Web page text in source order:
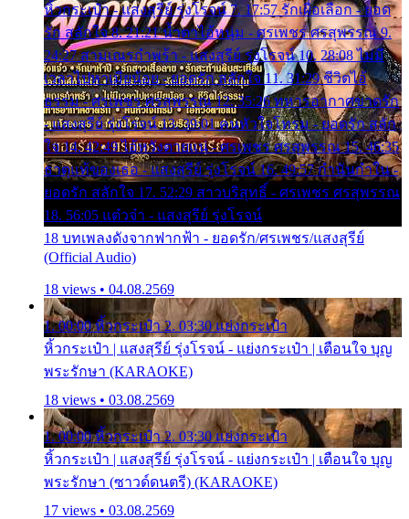
หิ้วกระเป๋า - แสงสุรีย์ รุ่งโรจน์ 7. 17:57 รักเผื่อเลือก - ยอด
รัก สลักใจ 8. 21:21 น้ำตาไอ้หนุ่ม - ศรเพชร ศรสุพรรณ 9.
24:27 สามเณรกำพร้า - แสงสุรีย์ รุ่งโรจน์ 10. 28:08 ไม่มี
เวลาไปหาเมียน้อย - ยอดรัก สลักใจ 11. 31:29 ชีวิตไอ้
ธรรม - ศรเพชร ศรสุพรรณ 12. 35:26 ทหารอากาศขาดรัก
- แสงสุรีย์ รุ่งโรจน์ 13. 39:01 คนหัวใจโทรม - ยอดรัก สลัก
ใจ 14. 42:49 ไอ้หวังตายแน่ - ศรเพชร ศรสุพรรณ 15. 46:35
ธาตุแท้ของเธอ - แสงสุรีย์ รุ่งโรจน์ 16. 49:57 กำนันกำใน -
ยอดรัก สลักใจ 17. 52:29 สาวบริสุทธิ์ - ศรเพชร ศรสุพรรณ
18. 56:05 แต๋วจ๋า - แสงสุรีย์ รุ่งโรจน์
18 บทเพลงดังจากฟากฟ้า - ยอดรัก/ศรเพชร/แสงสุรีย์
(Official Audio)
18 views • 04.08.2569
1. 00:00 หิ้วกระเป๋า 2. 03:30 แย่งกระเป๋า
หิ้วกระเป๋า | แสงสุรีย์ รุ่งโรจน์ - แย่งกระเป๋า | เตือนใจ บุญ
พระรักษา (KARAOKE)
18 views • 03.08.2569
1. 00:00 หิ้วกระเป๋า 2. 03:30 แย่งกระเป๋า
หิ้วกระเป๋า | แสงสุรีย์ รุ่งโรจน์ - แย่งกระเป๋า | เตือนใจ บุญ
พระรักษา (ซาวด์ดนตรี) (KARAOKE)
17 views • 03.08.2569